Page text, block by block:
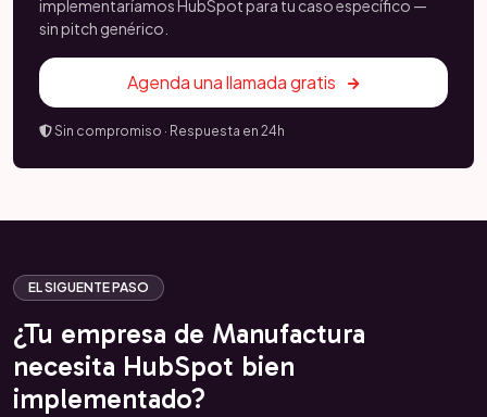
implementaríamos HubSpot para tu caso específico —
sin pitch genérico.
Agenda una llamada gratis
Sin compromiso · Respuesta en 24h
EL SIGUENTE PASO
¿Tu empresa de Manufactura
necesita HubSpot bien
implementado?